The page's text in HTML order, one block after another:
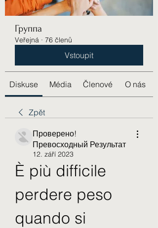
Группа
Veřejná · 76 členů
Vstoupit
Diskuse Média Členové O nás
Zpět
Проверено!
Превосходный Результат
12. září 2023
È più difficile
perdere peso
quando si